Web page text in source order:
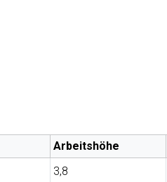
Arbeitshöhe
3,8